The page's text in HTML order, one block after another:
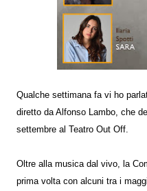
Qualche settimana fa vi ho
diretto da Alfonso Lambo, che
settembre al Teatro Out Off.
Oltre alla musica dal vivo, la
prima volta con alcuni tra i